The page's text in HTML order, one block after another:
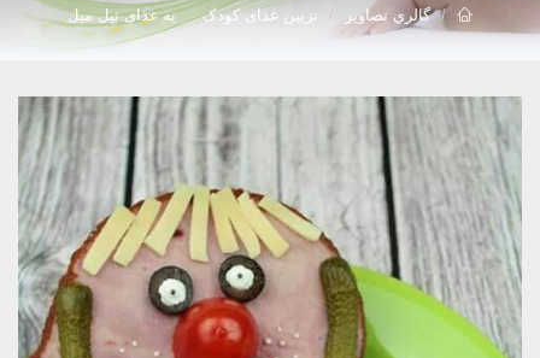
گالري تصاوير تزیین غذای کودک یه غذای تپل مپل